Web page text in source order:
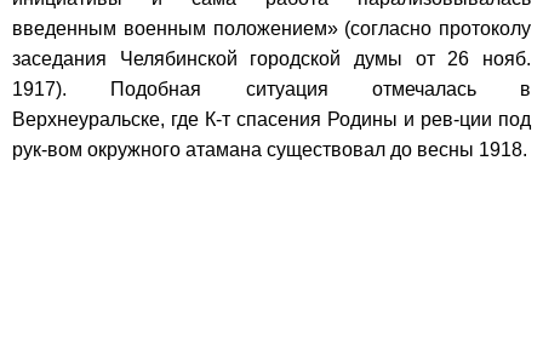
введенным военным положением» (согласно протоколу
заседания Челябинской городской думы от 26 нояб.
1917). Подобная ситуация отмечалась в
Верхнеуральске, где К-т спасения Родины и рев-ции под
рук-вом окружного атамана существовал до весны 1918.